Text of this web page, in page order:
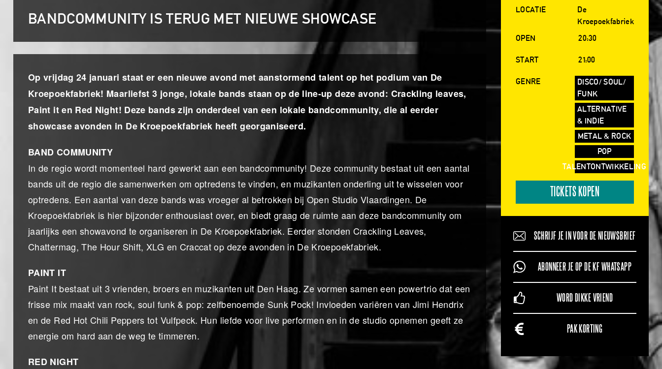
BANDCOMMUNITY IS TERUG MET NIEUWE SHOWCASE
Op vrijdag 24 januari staat er een nieuwe avond met aanstormend talent op het podium van De
Kroepoekfabriek! Maarliefst 3 jonge, lokale bands staan op de line-up deze avond: Crackling leaves,
Paint it en Red Night! Deze bands zijn onderdeel van een lokale bandcommunity, die al eerder
showcase avonden in De Kroepoekfabriek heeft georganiseerd.
BAND COMMUNITY
In de regio wordt momenteel hard gewerkt aan een bandcommunity! Deze community bestaat uit een aantal
bands uit de regio die samenwerken om optredens te vinden, en muzikanten onderling uit te wisselen voor
optredens. Een aantal van deze bands was vroeger al betrokken bij Open Studio Vlaardingen. De
Kroepoekfabriek is hier bijzonder enthousiast over, en biedt graag de ruimte aan deze bandcommunity om
jaarlijks een showavond te organiseren in De Kroepoekfabriek. Eerder stonden Crackling Leaves,
Chattermag, The Hour Shift, XLG en Craccat op deze avonden in De Kroepoekfabriek.
PAINT IT
Paint It bestaat uit 3 vrienden, broers en muzikanten uit Den Haag. Ze vormen samen een powertrio dat een
frisse mix maakt van rock, soul funk & pop: zelfbenoemde Sunk Pock! Invloeden variëren van Jimi Hendrix
en de Red Hot Chili Peppers tot Vulfpeck. Hun liefde voor live performen en in de studio opnemen geeft ze
energie om hard aan de weg te timmeren.
RED NIGHT
LOCATIE
De
Kroepoekfabriek
OPEN
20:30
START 21:00
GENRE
DISCO/ SOUL/
FUNK
ALTERNATIVE
& INDIE
METAL & ROCK
POP
TALENTONTWIKKELING
TICKETS KOPEN
SCHRIJF JE IN VOOR DE NIEUWSBRIEF
ABONNEER JE OP DE KF WHATSAPP
WORD DIKKE VRIEND
PAK KORTING